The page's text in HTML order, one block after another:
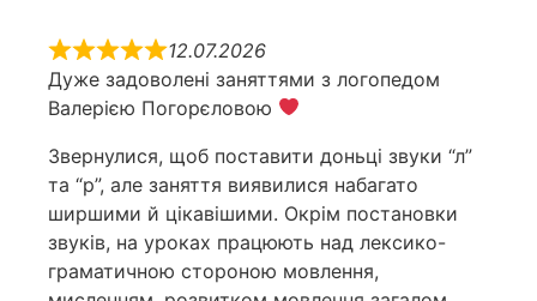
12.07.2026
Дуже задоволені заняттями з логопедом
Валерією Погорєловою
Звернулися, щоб поставити доньці звуки “л”
та “р”, але заняття виявилися набагато
ширшими й цікавішими. Окрім постановки
звуків, на уроках працюють над лексико-
граматичною стороною мовлення,